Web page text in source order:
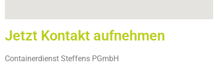
Jetzt Kontakt aufnehmen
Containerdienst Steffens PGmbH